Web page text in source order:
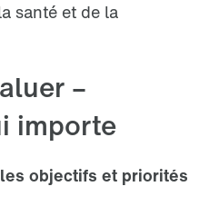
santé et de la
–
importe
objectifs et priorités